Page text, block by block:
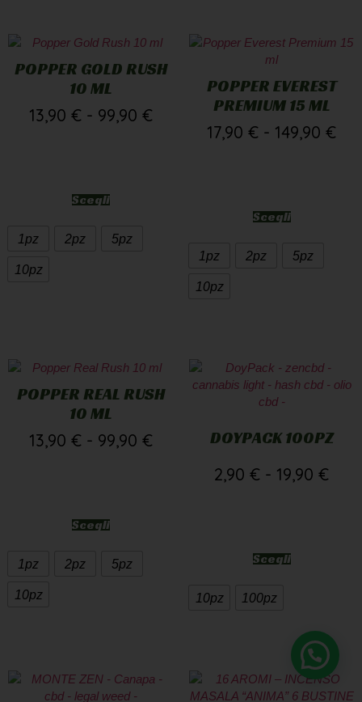
POPPER GOLD RUSH
10 ML
13,90 € - 99,90 €
Scegli
1pz 2pz 5pz
10pz
POPPER EVEREST
PREMIUM 15 ML
17,90 € - 149,90 €
Scegli
1pz 2pz 5pz
10pz
POPPER REAL RUSH
10 ML
13,90 € - 99,90 €
Scegli
1pz 2pz 5pz
10pz
DOYPACK 100PZ
2,90 € - 19,90 €
Scegli
10pz 100pz